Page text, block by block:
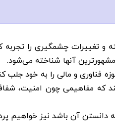
تغییرات چشمگیری را تجربه
و مالی را به خود جلب
که مفاهیمی چون امنیت،
دانستن آن باشد نیز خواهیم